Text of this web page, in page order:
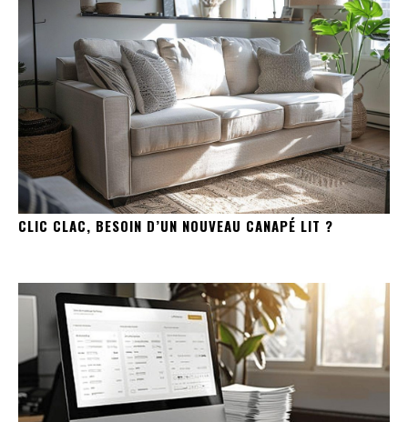
CLIC CLAC, BESOIN D’UN NOUVEAU CANAPÉ LIT ?